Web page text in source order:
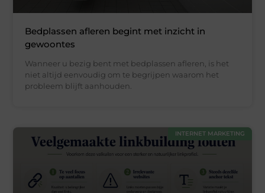
Bedplassen afleren begint met inzicht in
gewoontes
Wanneer u bezig bent met bedplassen afleren, is het
niet altijd eenvoudig om te begrijpen waarom het
probleem blijft aanhouden.
INTERNET MARKETING